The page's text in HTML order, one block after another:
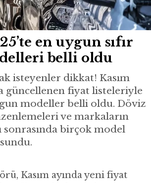
en uygun sıfır
belli oldu
isteyenler dikkat! Kasım
güncellenen fiyat listeleriyle
modeller belli oldu. Döviz
ve markaların
sonrasında birçok model
Kasım ayında yeni fiyat